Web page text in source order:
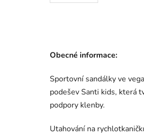
Obecné informace:
Sportovní sandálky ve
podešev Santi kids, která
podpory klenby.
Utahování na